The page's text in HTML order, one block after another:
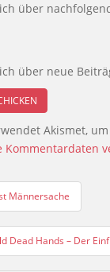
über
über neue
Akismet,
Kommentardaten
Männersache
Dead Hands – Der